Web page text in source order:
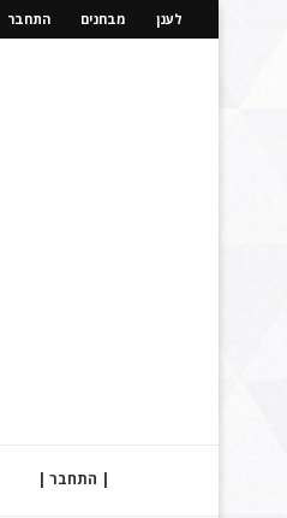
לענן מבחנים התחבר
| התחבר |